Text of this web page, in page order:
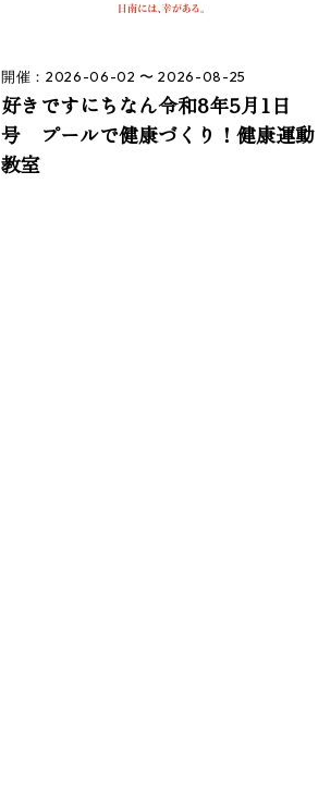
開催：2026-06-02 〜 2026-08-25
好きですにちなん令和8年5月1日
号 プールで健康づくり！健康運動
教室